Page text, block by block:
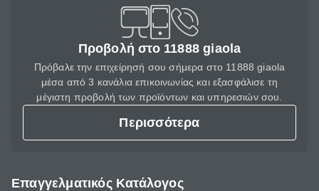
Προβολή στο 11888 giaola
Πρόβαλε την επιχείρησή σου σήμερα στο 11888 giaola
μέσα από 3 κανάλια επικοινωνίας και εξασφάλισε τη
μέγιστη προβολή των προϊόντων και υπηρεσιών σου.
Περισσότερα
Επαγγελματικός Κατάλογος